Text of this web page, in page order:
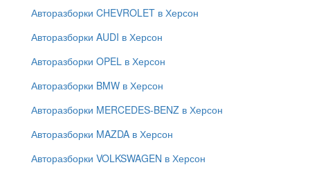
Авторазборки CHEVROLET в Херсон
Авторазборки AUDI в Херсон
Авторазборки OPEL в Херсон
Авторазборки BMW в Херсон
Авторазборки MERCEDES-BENZ в Херсон
Авторазборки MAZDA в Херсон
Авторазборки VOLKSWAGEN в Херсон